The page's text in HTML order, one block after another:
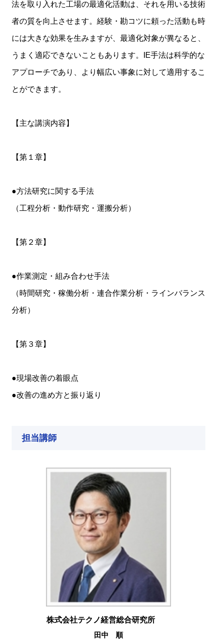
法を取り入れた工場の最適化活動は、それを用いる技術
者の質を向上させます。経験・勘コツに頼った活動も時
には大きな効果を生みますが、最適化対象が異なると、
うまく適応できないこともあります。IE手法は科学的な
アプローチであり、より幅広い事象に対して適用するこ
とができます。
【主な講演内容】
【第１章】
●方法研究に関する手法
（工程分析・動作研究・運搬分析）
【第２章】
●作業測定・組み合わせ手法
（時間研究・稼働分析・連合作業分析・ラインバランス
分析）
【第３章】
●現場改善の着眼点
●改善の進め方と振り返り
担当講師
株式会社テクノ経営総合研究所
田中 順